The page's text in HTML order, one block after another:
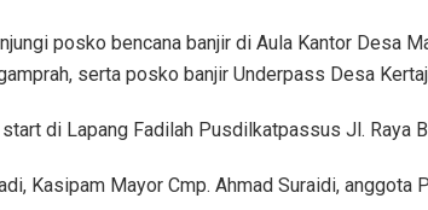
posko bencana banjir di Aula Kantor Desa
serta posko banjir Underpass Desa
di Lapang Fadilah Pusdilkatpassus Jl. Raya
Kasipam Mayor Cmp. Ahmad Suraidi,